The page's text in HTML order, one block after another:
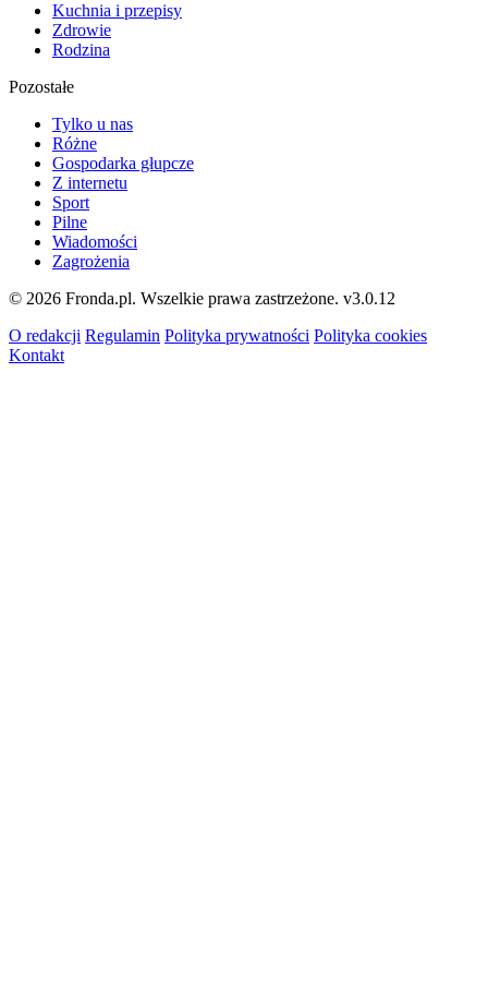
Kuchnia i przepisy
Zdrowie
Rodzina
Pozostałe
Tylko u nas
Różne
Gospodarka głupcze
Z internetu
Sport
Pilne
Wiadomości
Zagrożenia
© 2026 Fronda.pl. Wszelkie prawa zastrzeżone. v3.0.12
O redakcji Regulamin Polityka prywatności Polityka cookies
Kontakt